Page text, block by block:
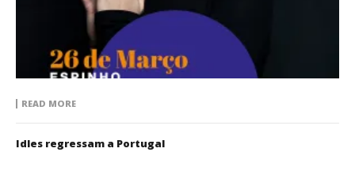
READ MORE
Idles regressam a Portugal